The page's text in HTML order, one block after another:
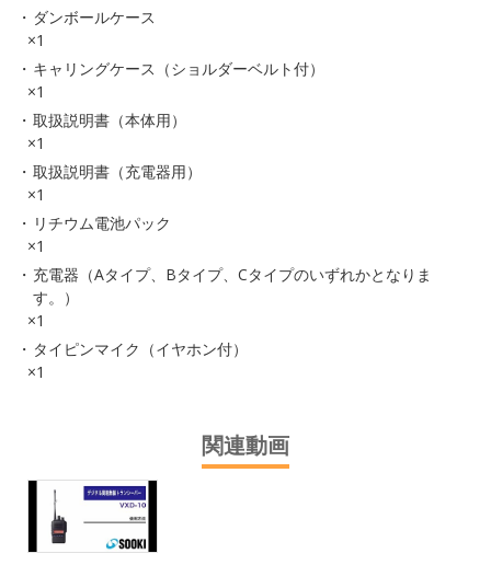
ダンボールケース
×1
キャリングケース（ショルダーベルト付）
×1
取扱説明書（本体用）
×1
取扱説明書（充電器用）
×1
リチウム電池パック
×1
充電器（Aタイプ、Bタイプ、Cタイプのいずれかとなりま
す。）
×1
タイピンマイク（イヤホン付）
×1
関連動画